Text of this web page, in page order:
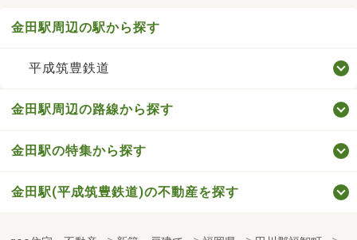
金田駅周辺の駅から探す
平成筑豊鉄道
金田駅周辺の路線から探す
金田駅の特集から探す
金田駅(平成筑豊鉄道)の不動産を探す